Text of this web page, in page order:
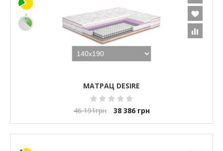
МАТРАЦ DESIRE
46 191грн 38 386 грн